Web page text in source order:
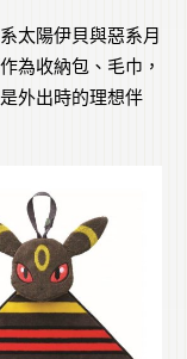
太陽伊貝與惡系月
為收納包、毛巾，
外出時的理想伴